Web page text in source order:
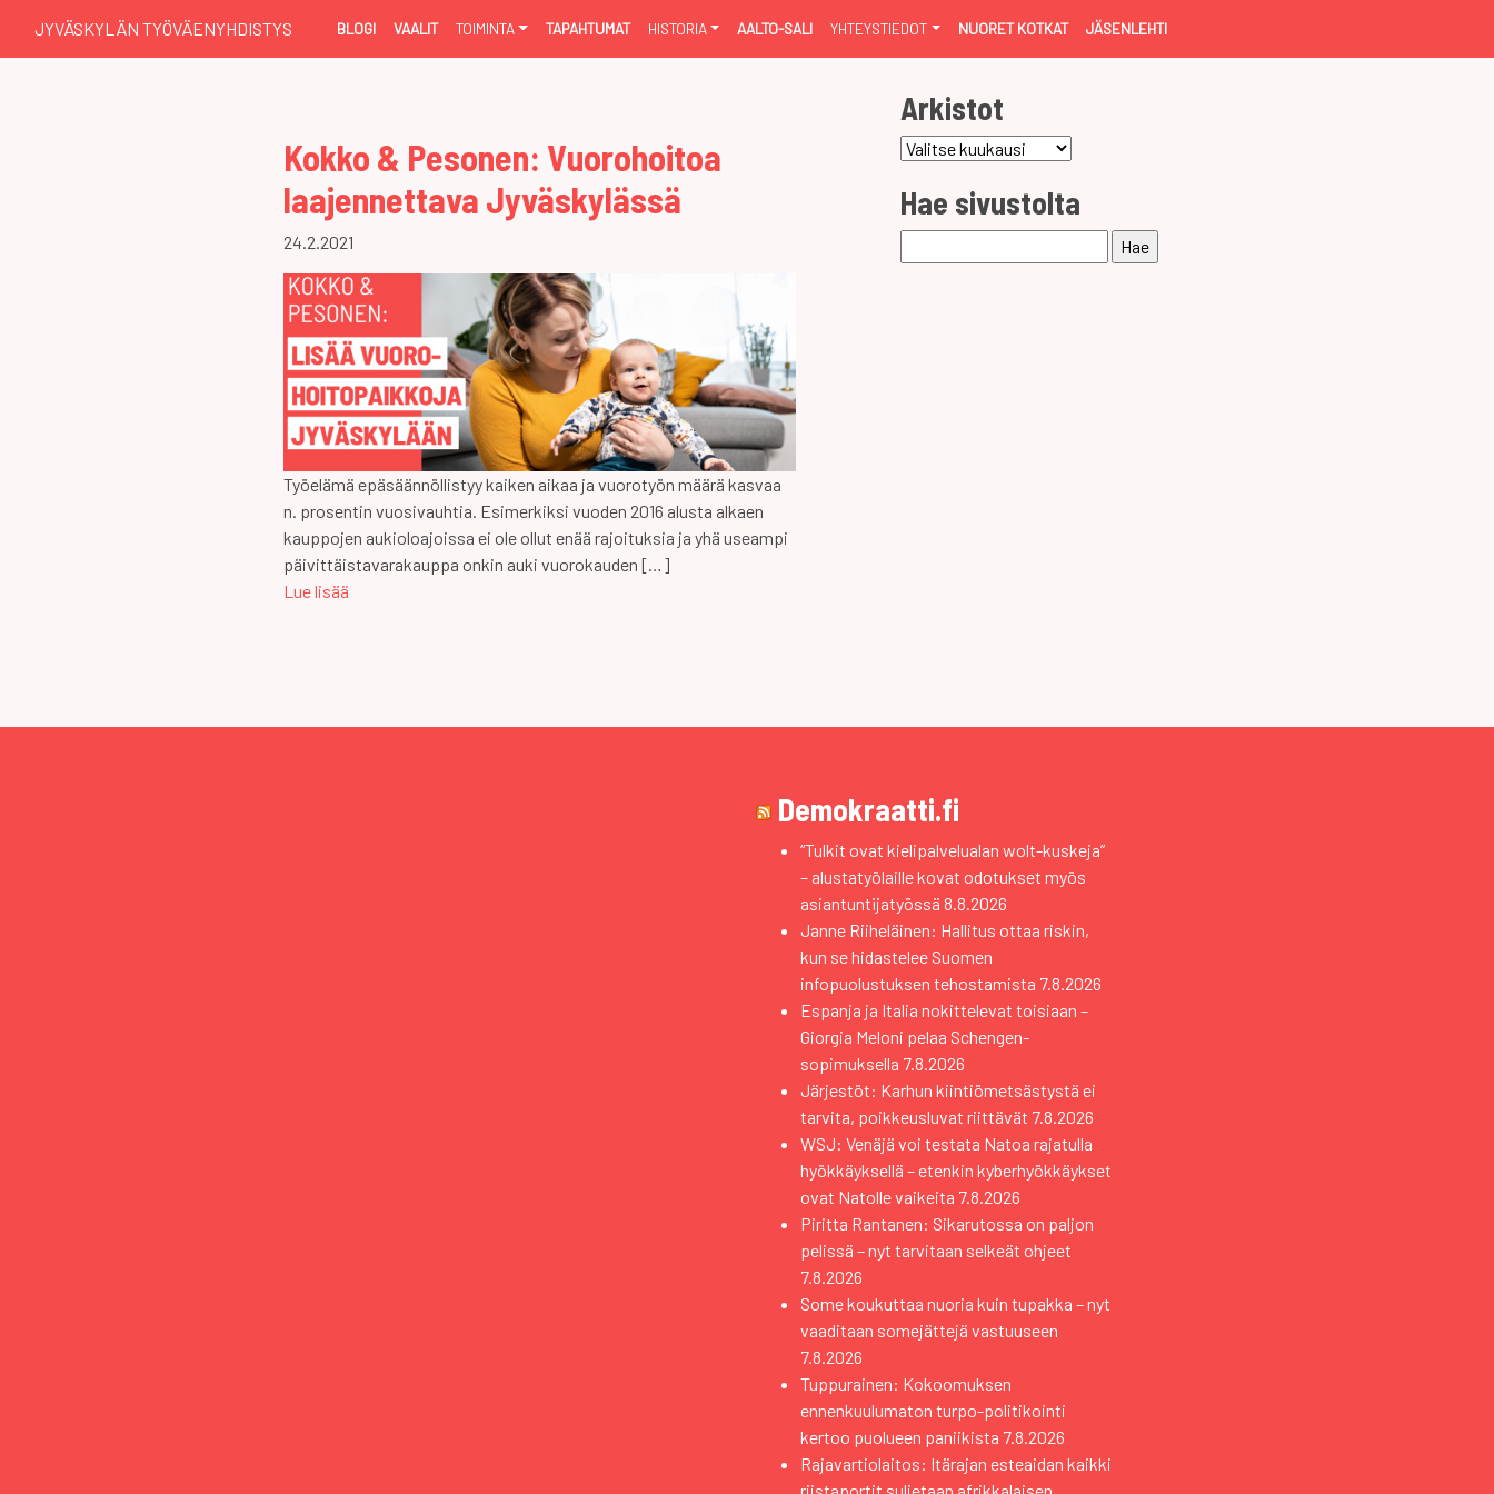
JYVÄSKYLÄN TYÖVÄENYHDISTYS BLOGI VAALIT TOIMINTA TAPAHTUMAT HISTORIA AALTO-SALI YHTEYSTIEDOT NUORET KOTKAT JÄSENLEHTI
Kokko & Pesonen: Vuorohoitoa
laajennettava Jyväskylässä
24.2.2021
Työelämä epäsäännöllistyy kaiken aikaa ja vuorotyön määrä kasvaa
n. prosentin vuosivauhtia. Esimerkiksi vuoden 2016 alusta alkaen
kauppojen aukioloajoissa ei ole ollut enää rajoituksia ja yhä useampi
päivittäistavarakauppa onkin auki vuorokauden […]
Lue lisää
Arkistot
Arkistot
Hae sivustolta
Demokraatti.fi
“Tulkit ovat kielipalvelualan wolt-kuskeja”
– alustatyölaille kovat odotukset myös
asiantuntijatyössä 8.8.2026
Janne Riiheläinen: Hallitus ottaa riskin,
kun se hidastelee Suomen
infopuolustuksen tehostamista 7.8.2026
Espanja ja Italia nokittelevat toisiaan –
Giorgia Meloni pelaa Schengen-
sopimuksella 7.8.2026
Järjestöt: Karhun kiintiömetsästystä ei
tarvita, poikkeusluvat riittävät 7.8.2026
WSJ: Venäjä voi testata Natoa rajatulla
hyökkäyksellä – etenkin kyberhyökkäykset
ovat Natolle vaikeita 7.8.2026
Piritta Rantanen: Sikarutossa on paljon
pelissä – nyt tarvitaan selkeät ohjeet
7.8.2026
Some koukuttaa nuoria kuin tupakka – nyt
vaaditaan somejättejä vastuuseen
7.8.2026
Tuppurainen: Kokoomuksen
ennenkuulumaton turpo-politikointi
kertoo puolueen paniikista 7.8.2026
Rajavartiolaitos: Itärajan esteaidan kaikki
riistaportit suljetaan afrikkalaisen